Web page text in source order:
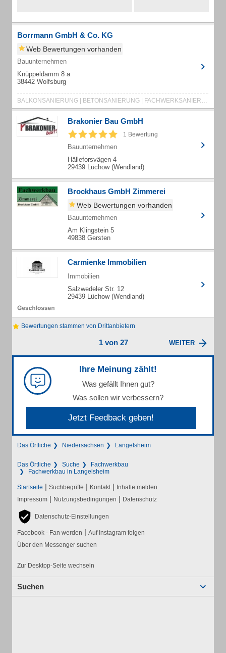
Borrmann GmbH & Co. KG
Web Bewertungen vorhanden
Bauunternehmen
Knüppeldamm 8 a
38442 Wolfsburg
BALKONSANIERUNG | BETONSANIERUNG | FACHWERKSANIERUNG | FASSADE | FASSADENANSTRICH
Brakonier Bau GmbH
1 Bewertung
Bauunternehmen
Hälleforsvägen 4
29439 Lüchow (Wendland)
Brockhaus GmbH Zimmerei
Web Bewertungen vorhanden
Bauunternehmen
Am Klingstein 5
49838 Gersten
Carmienke Immobilien
Immobilien
Salzwedeler Str. 12
29439 Lüchow (Wendland)
Bewertungen stammen von Drittanbietern
1 von 27 WEITER
Ihre Meinung zählt!
Was gefällt Ihnen gut?
Was sollen wir verbessern?
Jetzt Feedback geben!
Das Örtliche Niedersachsen Langelsheim
Das Örtliche Suche
Fachwerkbau
Fachwerkbau in Langelsheim
Startseite | Suchbegriffe | Kontakt | Inhalte melden
Impressum | Nutzungsbedingungen | Datenschutz
Datenschutz-Einstellungen
Facebook - Fan werden | Auf Instagram folgen
Über den Messenger suchen
Zur Desktop-Seite wechseln
Suchen